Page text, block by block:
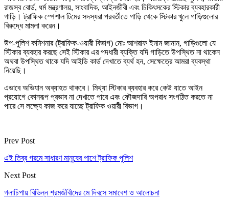
রাজস্ব বোর্ড, ধর্ম মন্ত্রণালয়, সাংবাদিক, আইনজীবী এবং চিকিৎসকের স্টিকার ব্যবহারকারী
গাড়ি। ট্রাফিক স্পেশাল টিমের সদস্যরা পরবর্তীতে গাড়ি থেকে স্টিকার খুলে গাড়িগুলোর
বিরুদ্ধে মামলা করেন।
উপ-পুলিশ কমিশনার (ট্রাফিক-ওয়ারী বিভাগ) মোঃ আশরাফ ইমাম জানান, গাড়িগুলো যে
স্টিকার ব্যবহার করছে সেই স্টিকার এর পদধারী ব্যক্তি যদি গাড়িতে উপস্থিত না থাকেন
অথবা উপস্থিত থাকে যদি আইডি কার্ড দেখাতে ব্যর্থ হন, সেক্ষেত্রে আমরা ব্যবস্থা
নিয়েছি।
এভাবে অভিযান অব্যাহত থাকবে। মিথ্যা স্টিকার ব্যবহার করে কেউ যাতে আইন
প্রয়োগে কোনরূপ প্রভাব না দেখাতে পারে এবং ফৌজদারি অপরাধ সংগঠিত করতে না
পারে সে লক্ষ্যে কাজ করে যাচ্ছে ট্রাফিক ওয়ারী বিভাগ।
Prev Post
এই তিব্র গরমে সাধারণ মানুষের পাশে ট্রাফিক পুলিশ
Next Post
গলাচিপায় বিভিন্ন শ্রমজীবীদের মে দিবসে সমাবেশ ও আলোচনা